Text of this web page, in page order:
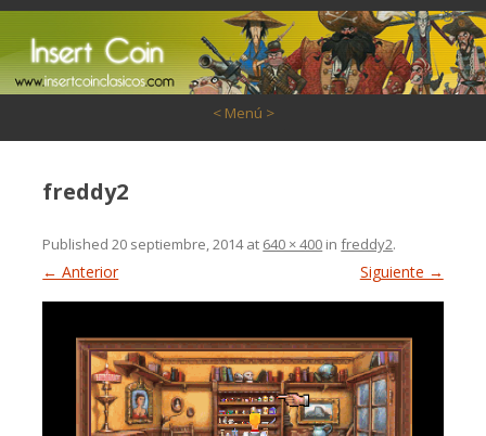
< Menú >
freddy2
Published20 septiembre, 2014at 640 × 400 infreddy2.
← Anterior Siguiente →